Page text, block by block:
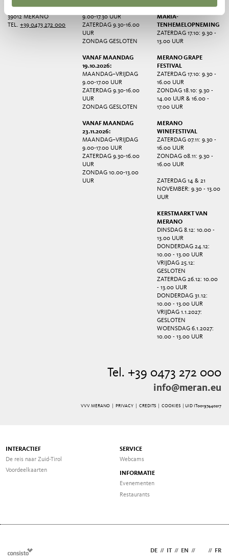
CORSO LIBERTÀ 45
39012 MERANO
TEL.+39 0473 272 000
MAANDAG-VRIJDAG
9.00-17.30 UUR
ZATERDAG 9.30-16.00
UUR
ZONDAG GESLOTEN
VANAF MAANDAG
19.10.2026:
MAANDAG–VRIJDAG
9.00-17.00 UUR
ZATERDAG 9.30-16.00
UUR
ZONDAG GESLOTEN
VANAF MAANDAG
23.11.2026:
MAANDAG–VRIJDAG
9.00-17.00 UUR
ZATERDAG 9.30-16.00
UUR
ZONDAG 10.00-13.00
UUR
MARIA-
TENHEMELOPNEMING
ZATERDAG 17.10: 9.30 -
13.00 UUR
MERANO GRAPE
FESTIVAL
ZATERDAG 17.10: 9.30 -
16.00 UUR
ZONDAG 18.10: 9.30 -
14.00 UUR & 16.00 -
17.00 UUR
MERANO
WINEFESTIVAL
ZATERDAG 07.11: 9.30 -
16.00 UUR
ZONDAG 08.11: 9.30 -
16.00 UUR
ZATERDAG 14 & 21
NOVEMBER: 9.30 - 13.00
UUR
KERSTMARKT VAN
MERANO
DINSDAG 8.12: 10.00 -
13.00 UUR
DONDERDAG 24.12:
10.00 - 13.00 UUR
VRIJDAG 25.12:
GESLOTEN
ZATERDAG 26.12: 10.00
- 13.00 UUR
DONDERDAG 31.12:
10.00 - 13.00 UUR
VRIJDAG 1.1.2027:
GESLOTEN
WOENSDAG 6.1.2027:
10.00 - 13.00 UUR
Tel. +39 0473 272 000
info@meran.eu
VVV MERANO | PRIVACY| CREDITS| COOKIES | UID IT00197440217
INTERACTIEF
De reis naar Zuid-Tirol
Voordeelkaarten
SERVICE
Webcams
INFORMATIE
Evenementen
Restaurants
DE // IT // EN // // FR